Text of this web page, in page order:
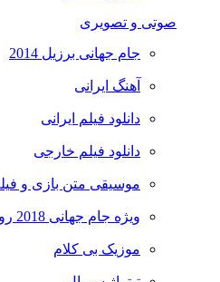
صوتی و تصویری
جام جهانی برزیل 2014
آهنگ ایرانی
دانلود فیلم ایرانی
دانلود فیلم خارجی
موسیقی متن بازی و فیلم
ویژه جام جهانی 2018 روسیه
موزیک بی کلام